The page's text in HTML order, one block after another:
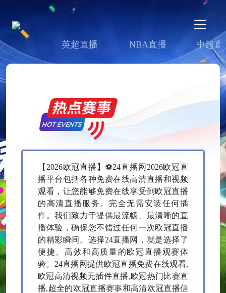
英超直播 NBA直播 中超直
【2026欧冠直播】⚽24直播网2026欧冠直
播平台包括各种免费在线高清直播和视频
观看，让您能够免费在线享受到欧冠直播
的高清直播服务。完全无需安装任何插
件。我们致力于提供最流畅、最清晰的直
播体验，确保您不错过任何一次欧冠直播
的精彩瞬间。选择24直播网，就是选择了
便捷、高效和高质量的欧冠直播观赛体
验。24直播网提供欧冠直播免费在线观看,
欧冠高清视频无插件直播,欧冠热门比赛直
播,超全的欧冠直播赛事和高清欧冠直播信